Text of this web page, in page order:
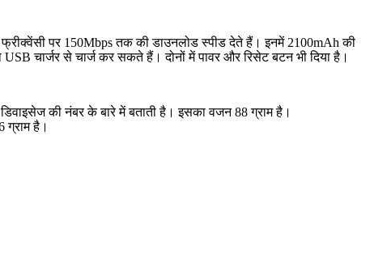
पर 150Mbps तक की डाउनलोड स्पीड देते हैं। इनमें 2100mAh की
चार्जर से चार्ज कर सकते हैं। दोनों में पावर और रिसेट बटन भी दिया है।
की नंबर के बारे में बताती है। इसका वजन 88 ग्राम है।
ग्राम है।